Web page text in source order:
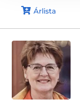
Árlista